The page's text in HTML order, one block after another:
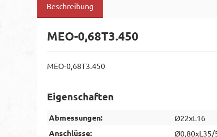
Beschreibung
MEO-0,68T3.450
MEO-0,68T3.450
Eigenschaften
Abmessungen: Ø22xL16
Anschlüsse: Ø0,80xL35/